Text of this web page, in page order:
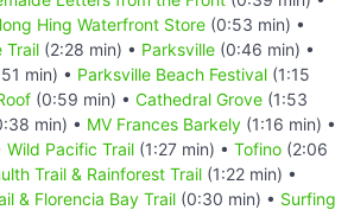
Hing Waterfront Store (0:53 min) •
Trail (2:28 min) • Parksville (0:46 min) •
min) • Parksville Beach Festival (1:15
(0:59 min) • Cathedral Grove (1:53
min) • MV Frances Barkely (1:16 min) •
Wild Pacific Trail (1:27 min) • Tofino (2:06
Trail & Rainforest Trail (1:22 min) •
& Florencia Bay Trail (0:30 min) • Surfing